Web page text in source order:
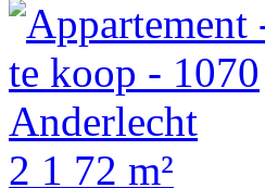
2 1 72 m²